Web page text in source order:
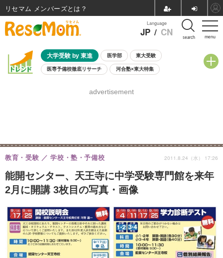
menu
Language
JP / CN search
大学受験 by 東進 医学部 東大受験
医専予備校徹底リサーチ 河合塾×東大特集
8月開催学校説明会・相談会
advertisement
能開センター、天王寺に中学受験専門館を来年
2月に開講 3枚目の写真・画像
教育・受験 学校・塾・予備校 2011.8.24（水） 17:26
リセマム メンバーズ